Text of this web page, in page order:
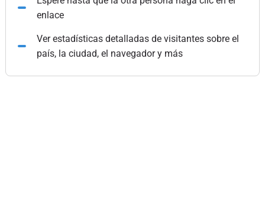
enlace
Ver estadísticas detalladas de visitantes sobre el
país, la ciudad, el navegador y más